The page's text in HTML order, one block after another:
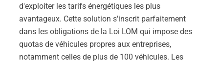
d'exploiter les tarifs énergétiques les plus
avantageux. Cette solution s'inscrit parfaitement
dans les obligations de la Loi LOM qui impose des
quotas de véhicules propres aux entreprises,
notamment celles de plus de 100 véhicules. Les